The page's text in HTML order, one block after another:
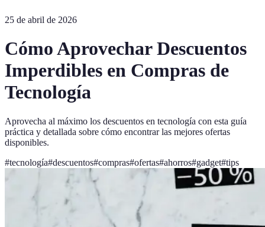
25 de abril de 2026
Cómo Aprovechar Descuentos
Imperdibles en Compras de
Tecnología
Aprovecha al máximo los descuentos en tecnología con esta guía
práctica y detallada sobre cómo encontrar las mejores ofertas
disponibles.
#tecnología#descuentos#compras#ofertas#ahorros#gadget#tips